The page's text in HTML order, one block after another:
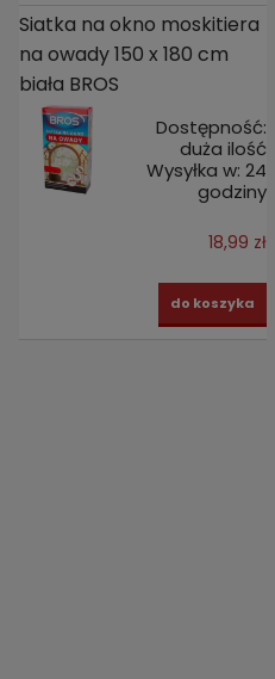
Siatka na okno moskitiera
na owady 150 x 180 cm
biała BROS
Dostępność:
duża ilość
Wysyłka w: 24
godziny
18,99 zł
do koszyka